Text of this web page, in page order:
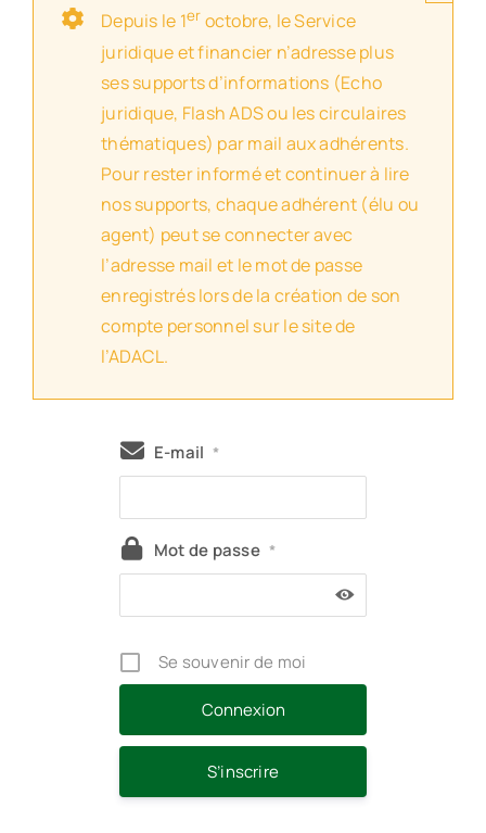
Depuis le 1er octobre, le Service
juridique et financier n’adresse plus
ses supports d’informations (Echo
juridique, Flash ADS ou les circulaires
thématiques) par mail aux adhérents.
Pour rester informé et continuer à lire
nos supports, chaque adhérent (élu ou
agent) peut se connecter avec
l’adresse mail et le mot de passe
enregistrés lors de la création de son
compte personnel sur le site de
l’ADACL.
E-mail *
Mot de passe *
Se souvenir de moi
S’inscrire